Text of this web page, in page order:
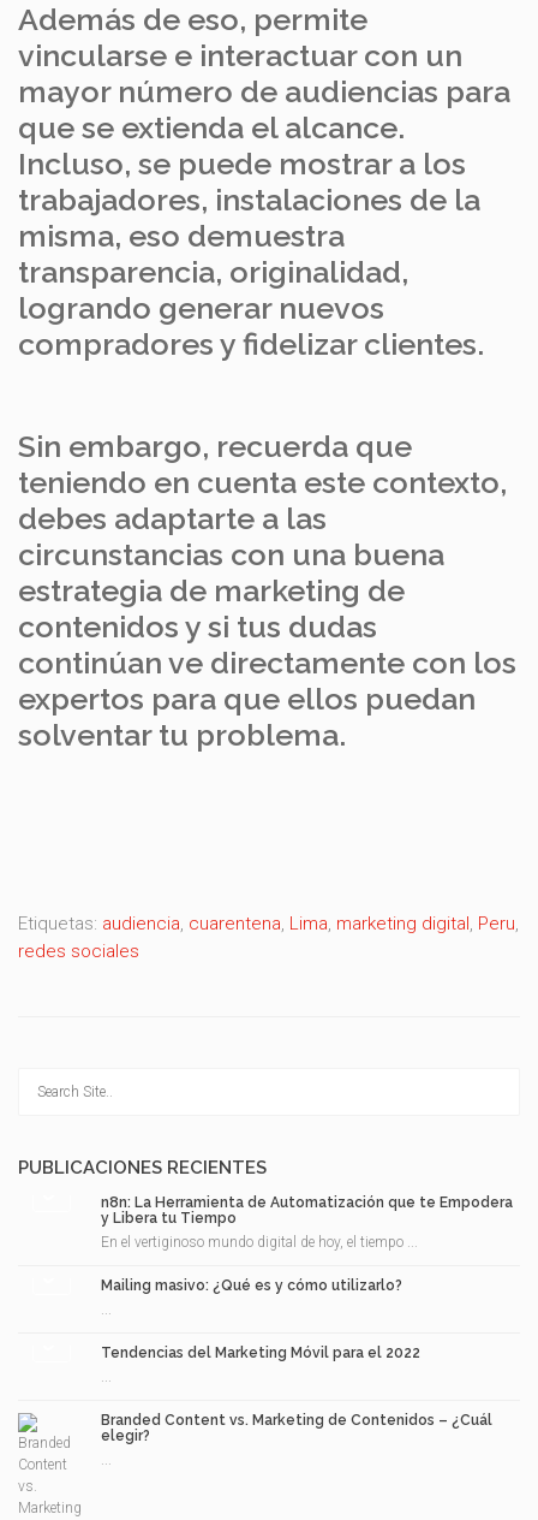
Además de eso, permite
vincularse e interactuar con un
mayor número de audiencias para
que se extienda el alcance.
Incluso, se puede mostrar a los
trabajadores, instalaciones de la
misma, eso demuestra
transparencia, originalidad,
logrando generar nuevos
compradores y fidelizar clientes.
Sin embargo, recuerda que
teniendo en cuenta este contexto,
debes adaptarte a las
circunstancias con una buena
estrategia de marketing de
contenidos y si tus dudas
continúan ve directamente con los
expertos para que ellos puedan
solventar tu problema.
Etiquetas: audiencia, cuarentena, Lima, marketing digital, Peru,
redes sociales
PUBLICACIONES RECIENTES
n8n: La Herramienta de Automatización que te Empodera
y Libera tu Tiempo
En el vertiginoso mundo digital de hoy, el tiempo ...
Mailing masivo: ¿Qué es y cómo utilizarlo?
...
Tendencias del Marketing Móvil para el 2022
...
Branded Content vs. Marketing de Contenidos – ¿Cuál
elegir?
...